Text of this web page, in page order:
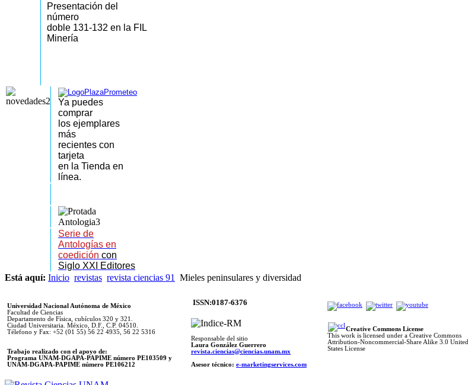
Presentación del
número
doble 131-132 en la FIL
Minería
Ya puedes
comprar
los ejemplares
más
recientes con
tarjeta
en la Tienda en
línea.
Serie de
Antologías en
coedición con
Siglo XXI Editores
Está aquí: Inicio revistas revista ciencias 91 Mieles peninsulares y diversidad
Universidad Nacional Autónoma de México
Facultad de Ciencias
Departamento de Física, cubículos 320 y 321.
Ciudad Universitaria. México, D.F., C.P. 04510.
Télefono y Fax: +52 (01 55) 56 22 4935, 56 22 5316
Trabajo realizado con el apoyo de:
Programa UNAM-DGAPA-PAPIME número PE103509 y
UNAM-DGAPA-PAPIME número PE106212
ISSN:0187-6376
Responsable del sitio
Laura González Guerrero
revista.ciencias@ciencias.unam.mx
Asesor técnico: e-marketingservices.com
Creative Commons License
This work is licensed under a Creative Commons
Attribution-Noncommercial-Share Alike 3.0 United
States License